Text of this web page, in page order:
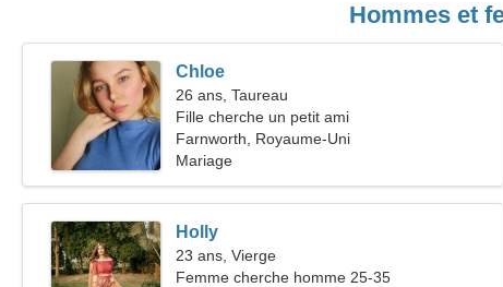
Hommes et
Chloe
26 ans, Taureau
Fille cherche un petit ami
Farnworth, Royaume-Uni
Mariage
Holly
23 ans, Vierge
Femme cherche homme 25-35